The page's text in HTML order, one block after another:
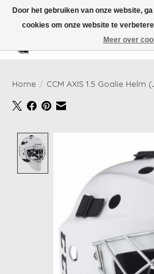
Home / CCM AXIS 1.5 Goalie Helm
Door het gebruiken van onze website,
cookies om onze website te
Meer over